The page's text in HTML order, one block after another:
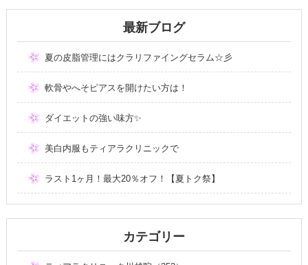
最新ブログ
夏の皮脂管理にはクラリファイングセラム☆彡
軟骨やへそピアスを開けたい方は！
ダイエットの強い味方✨
美白内服もティアラクリニックで
ラスト1ヶ月！最大20％オフ！【夏トク祭】
カテゴリー